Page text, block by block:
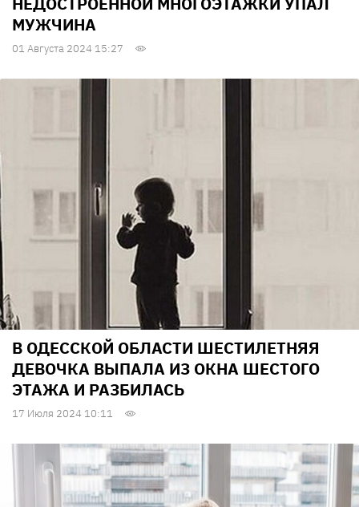
МУЖЧИНА
01 Августа 2024 15:27
В ОДЕССКОЙ ОБЛАСТИ ШЕСТИЛЕТНЯЯ
ДЕВОЧКА ВЫПАЛА ИЗ ОКНА ШЕСТОГО
ЭТАЖА И РАЗБИЛАСЬ
17 Июля 2024 10:11